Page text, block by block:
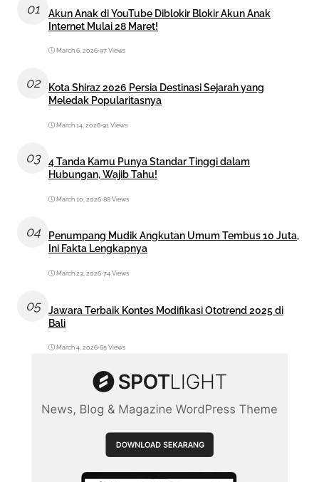
01
Akun Anak di YouTube Diblokir Blokir Akun Anak
Internet Mulai 28 Maret!
March 6, 2026•97 Views
02
Kota Shiraz 2026 Persia Destinasi Sejarah yang
Meledak Popularitasnya
March 14, 2026•91 Views
03
4 Tanda Kamu Punya Standar Tinggi dalam
Hubungan, Wajib Tahu!
March 10, 2026•88 Views
04
Penumpang Mudik Angkutan Umum Tembus 10 Juta,
Ini Fakta Lengkapnya
March 23, 2026•74 Views
05
Jawara Terbaik Kontes Modifikasi Ototrend 2025 di
Bali
March 4, 2026•65 Views